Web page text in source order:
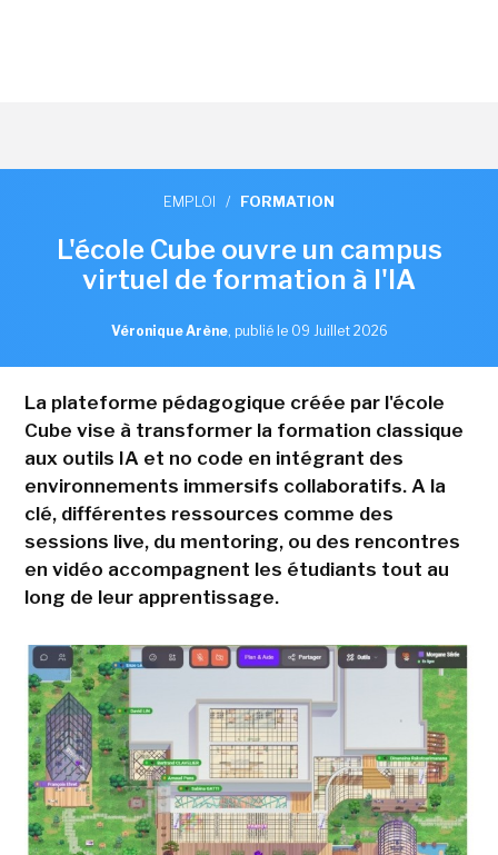
EMPLOI / FORMATION
L'école Cube ouvre un campus
virtuel de formation à l'IA
Véronique Arène, publié le 09 Juillet 2026
La plateforme pédagogique créée par l'école
Cube vise à transformer la formation classique
aux outils IA et no code en intégrant des
environnements immersifs collaboratifs. A la
clé, différentes ressources comme des
sessions live, du mentoring, ou des rencontres
en vidéo accompagnent les étudiants tout au
long de leur apprentissage.